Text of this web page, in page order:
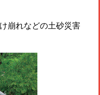
崩れなどの土砂災害